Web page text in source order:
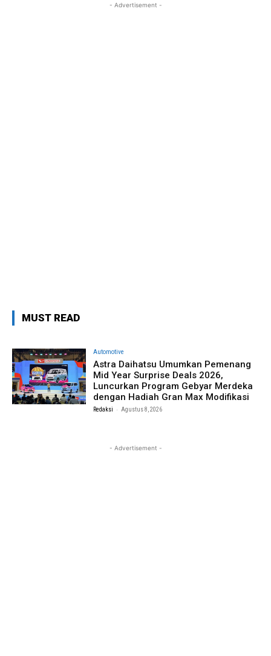
- Advertisement -
MUST READ
Automotive
Astra Daihatsu Umumkan Pemenang
Mid Year Surprise Deals 2026,
Luncurkan Program Gebyar Merdeka
dengan Hadiah Gran Max Modifikasi
Redaksi - Agustus 8, 2026
- Advertisement -